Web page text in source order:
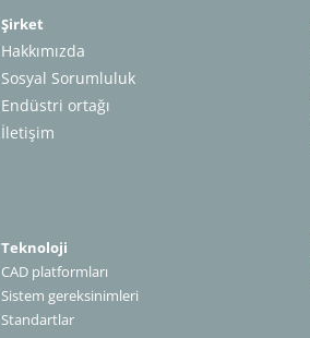
Şirket
Hakkımızda
Sosyal Sorumluluk
Endüstri ortağı
İletişim
Teknoloji
CAD platformları
Sistem gereksinimleri
Standartlar